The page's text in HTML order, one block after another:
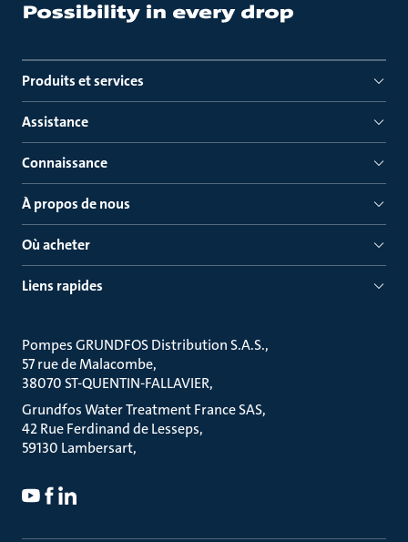
Produits et services
Assistance
Connaissance
À propos de nous
Où acheter
Liens rapides
Pompes GRUNDFOS Distribution S.A.S.
57 rue de Malacombe
38070 ST-QUENTIN-FALLAVIER
Grundfos Water Treatment France SAS
42 Rue Ferdinand de Lesseps
59130 Lambersart